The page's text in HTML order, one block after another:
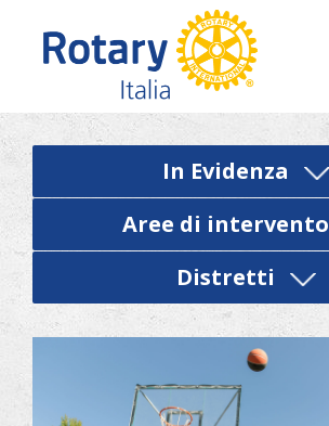
In Evidenza
Aree di intervento
Distretti